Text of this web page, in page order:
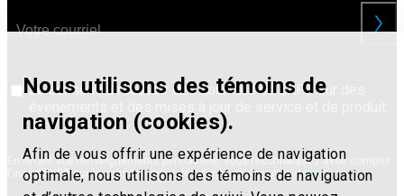
Nous utilisons des témoins de
navigation (cookies).
Afin de vous offrir une expérience de navigation
optimale, nous utilisons des témoins de naviguation
Je consens à recevoir des courriels de EXFO sur des
En livrant vos renseignements personnels, vous reconnaissez avoir compris
l’avis d’EXFO sur la confidentialité des données des utilisateurs.